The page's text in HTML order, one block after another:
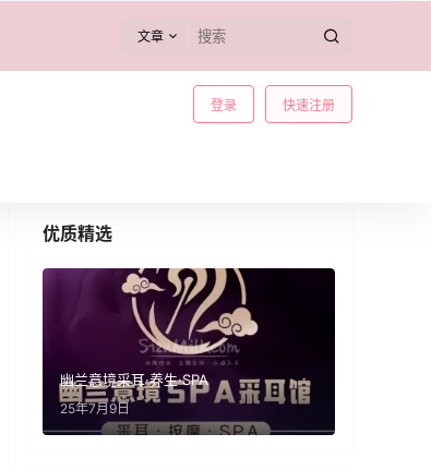
文章
登录 快速注册
优质精选
幽兰意境采耳·养生·SPA
25年7月9日